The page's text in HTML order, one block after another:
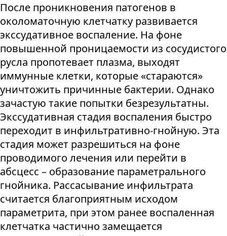
После проникновения патогенов в
околоматочную клетчатку развивается
экссудативное воспаление. На фоне
повышенной проницаемости из сосудистого
русла пропотевает плазма, выходят
иммунные клетки, которые «стараются»
уничтожить причинные бактерии. Однако
зачастую такие попытки безрезультатны.
Экссудативная стадия воспаления быстро
переходит в инфильтративно-гнойную. Эта
стадия может разрешиться на фоне
проводимого лечения или перейти в
абсцесс – образование параметрального
гнойника. Рассасывание инфильтрата
считается благоприятным исходом
параметрита, при этом ранее воспаленная
клетчатка частично замещается